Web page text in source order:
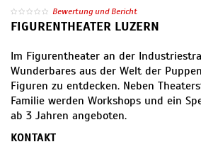
Bewertung und Bericht
FIGURENTHEATER LUZERN
Im Figurentheater an der
Wunderbares aus der Welt der
Figuren zu entdecken. Neben
Familie werden Workshops und ein
ab 3 Jahren angeboten.
KONTAKT